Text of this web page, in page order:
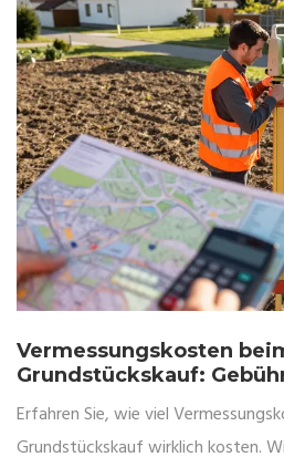
Vermessungskosten
Grundstückskauf:
Kostenersparnis
Erfahren Sie, wie viel
Grundstückskauf wirklich kosten.